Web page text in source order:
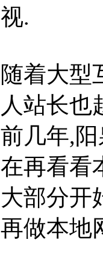
视.
随着大型
人站长也
前几年,
在再看看
大部分开
再做本地